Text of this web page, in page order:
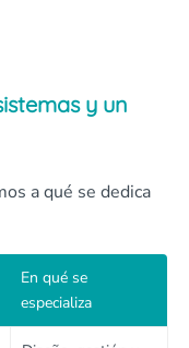
y un
a qué se dedica
En qué se
especializa